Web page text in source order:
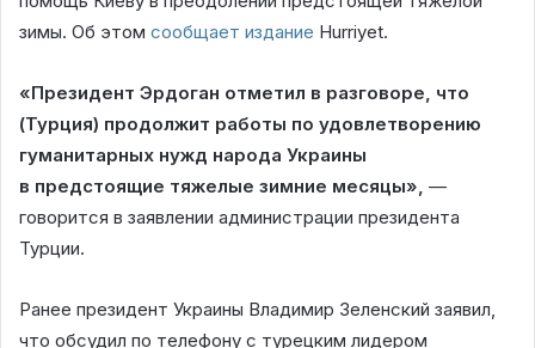
зимы. Об этом сообщает издание Hurriyet.
«Президент Эрдоган отметил в разговоре, что
(Турция) продолжит работы по удовлетворению
гуманитарных нужд народа Украины
в предстоящие тяжелые зимние месяцы», —
говорится в заявлении администрации президента
Турции.
Ранее президент Украины Владимир Зеленский заявил,
что обсудил по телефону с турецким лидером